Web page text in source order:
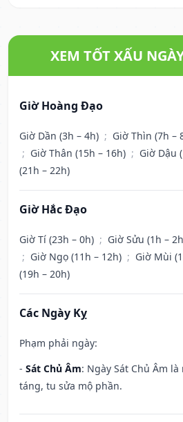
XEM TỐT XẤU
Giờ Hoàng Đạo
Giờ Dần (3h – 4h) ; Giờ Thìn (7h –
; Giờ Thân (15h – 16h) ; Giờ Dậu
(21h – 22h)
Giờ Hắc Đạo
Giờ Tí (23h – 0h) ; Giờ Sửu (1h –
; Giờ Ngọ (11h – 12h) ; Giờ Mùi
(19h – 20h)
Các Ngày Kỵ
Phạm phải ngày:
- Sát Chủ Âm: Ngày Sát Chủ Âm
táng, tu sửa mộ phần.